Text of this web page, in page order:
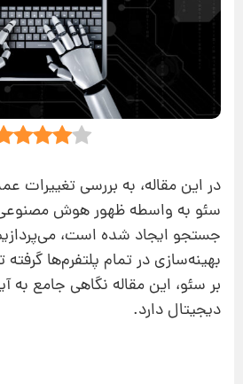
در این مقاله، به بررسی تغییرات
سئو به واسطه ظهور هوش مصنوعی
جستجو ایجاد شده است،
بهینه‌سازی در تمام پلتفرم‌ها گرفته
بر سئو، این مقاله نگاهی جامع به
دیجیتال دارد.